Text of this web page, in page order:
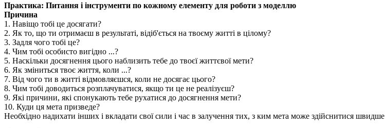
Практика: Питання і інструменти по кожному елементу для роботи з моделлю
Причина
1. Навіщо тобі це досягати?
2. Як то, що ти отримаєш в результаті, відіб'ється на твоєму житті в цілому?
3. Задля чого тобі це?
4. Чим тобі особисто вигідно ...?
5. Наскільки досягнення цього наблизить тебе до твоєї життєвої мети?
6. Як зміниться твоє життя, коли ...?
7. Від чого ти в житті відмовляєшся, коли не досягає цього?
8. Чим тобі доводиться розплачуватися, якщо ти це не реалізуєш?
9. Які причини, які спонукають тебе рухатися до досягнення мети?
10. Куди ця мета призведе?
Необхідно надихати інших і вкладати свої сили і час в залучення тих, з ким мета може здійснитися швидше